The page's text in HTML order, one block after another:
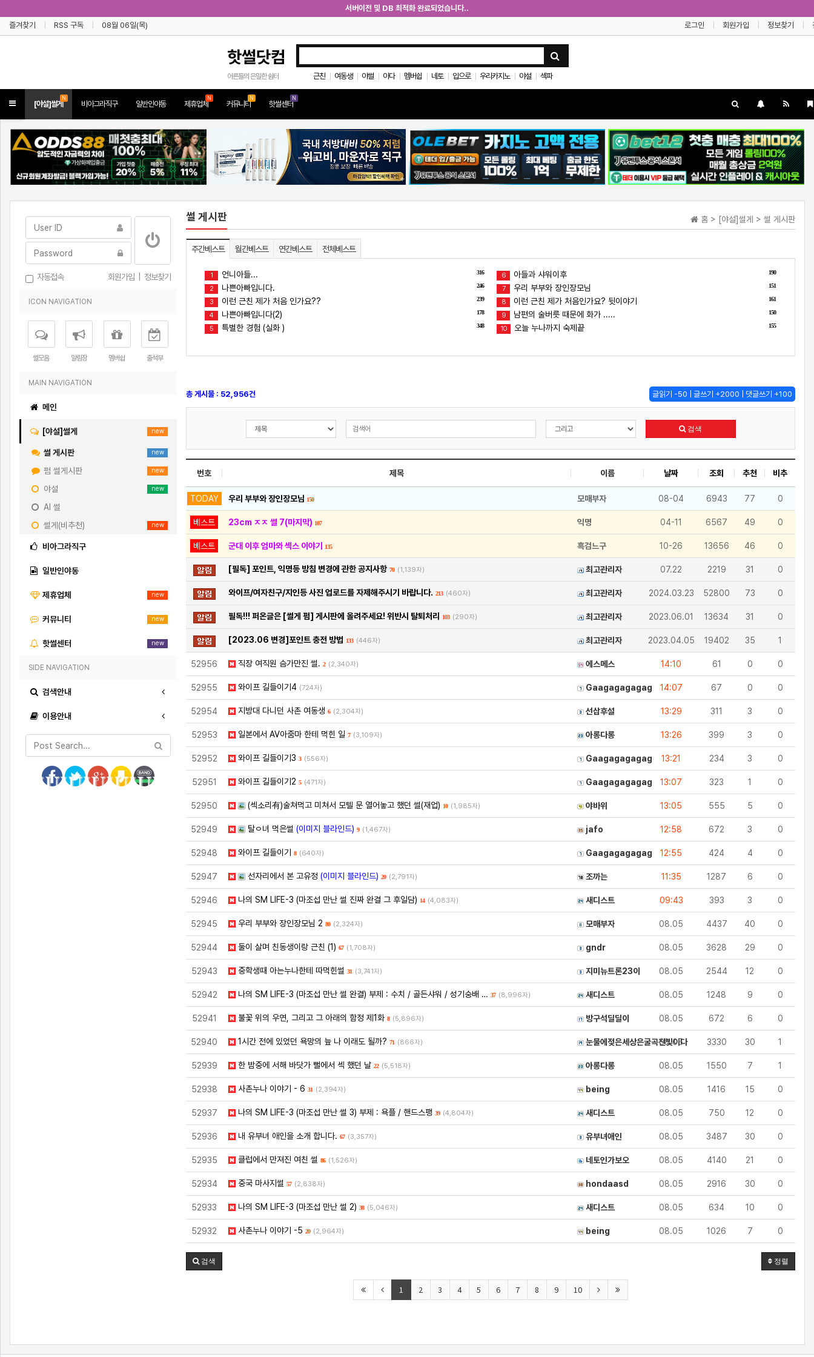
서버이전 및 DB 최적화 완료되었습니다..
즐겨찾기
RSS 구독 08월 06일(목) 로그인 회원가입 정보찾기
핫썰닷컴
어른들의 은밀한 쉼터 근친 여동생 야썰 아다 멤버쉽 네토 입으로 우리카지노 야설 섹파
Toggle[야설]썰게
N
비아그라직구 일반인야동 제휴업체
N
커뮤니티
N
핫썰센터
N
홈 > [야설]썰게 > 썰 게시판
썰 게시판
주간베스트 월간베스트 연간베스트 전체베스트
316
1 언니아들...
246
2 나쁜아빠입니다.
239
3 이런 근친 제가 처음 인가요??
178
4 나쁜아빠입니다(2)
348
5 특별한 경험 (실화 )
190
6 아들과 샤워이후
151
7 우리 부부와 장인장모님
161
8 이런 근친 제가 처음인가요? 뒷이야기
150
9 남편의 술버릇 때문에 화가 .....
155
10 오늘 누나까지 숙제끝
글읽기 -50 | 글쓰기 +2000 | 댓글쓰기 +100
총 게시물 : 52,956건
검색
번호 제목 이름 날짜 조회 추천 비추
TODAY 우리 부부와 장인장모님 150 모매부자 08-04 6943 77 0
베스트 23cm ㅈㅈ 썰 7(마지막) 107 익명 04-11 6567 49 0
베스트 군대 이후 엄마와 섹스 이야기 135 흑검느구 10-26 13656 46 0
[필독] 포인트, 익명등 방침 변경에 관한 공지사항 70 (1,139자) 최고관리자 07.22 2219 31 0
와이프/여자친구/지인등 사진 업로드를 자제해주시기 바랍니다. 213 (460자) 최고관리자 2024.03.23 52800 73 0
필독!!! 퍼온글은 [썰게 펌] 게시판에 올려주세요! 위반시 탈퇴처리 103 (290자) 최고관리자 2023.06.01 13634 31 0
[2023.06 변경]포인트 충전 방법 133 (446자) 최고관리자 2023.04.05 19402 35 1
52956 직장 여직원 슴가만진 썰. 2 (2,340자) 에스메스 14:10 61 0 0
52955 와이프 길들이기4 (724자) Gaagagagagag 14:07 67 0 0
52954 지방대 다니던 사촌 여동생 6 (2,304자) 선삽후설 13:29 311 3 0
52953 일본에서 AV아줌마 한테 먹힌 일 7 (3,109자) 아롱다롱 13:26 399 3 0
52952 와이프 길들이기3 3 (556자) Gaagagagagag 13:21 234 3 0
52951 와이프 길들이기2 5 (471자) Gaagagagagag 13:07 323 1 0
52950 (섹소리有)술쳐먹고 미쳐서 모텔 문 열어놓고 했던 썰(재업) 10 (1,985자) 야바위 13:05 555 5 0
52949 탈ㅇ녀 먹은썰 (이미지 블라인드) 9 (1,467자) jafo 12:58 672 3 0
52948 와이프 길들이기 8 (640자) Gaagagagagag 12:55 424 4 0
52947 선자리에서 본 고유정 (이미지 블라인드) 20 (2,791자) 조까는 11:35 1287 6 0
52946 나의 SM LIFE-3 (마조섭 만난 썰 진짜 완결 그 후일담) 14 (4,083자) 새디스트 09:43 393 3 0
52945 우리 부부와 장인장모님 2 80 (2,324자) 모매부자 08.05 4437 40 0
52944 둘이 살며 친동생이랑 근친 (1) 67 (1,708자) gndr 08.05 3628 29 0
52943 중학생때 아는누나한테 따먹힌썰 31 (3,741자) 지미뉴트론23이 08.05 2544 12 0
52942 나의 SM LIFE-3 (마조섭 만난 썰 완결) 부제 : 수치 / 골든샤워 / 성기숭배 … 37 (8,996자) 새디스트 08.05 1248 9 0
52941 불꽃 위의 우연, 그리고 그 아래의 함정 제1화 8 (5,896자) 방구석딜딜이 08.05 672 6 0
52940 1시간 전에 있었던 욕망의 늪 나 이래도 될까? 71 (866자) 눈물에젖은세상은굴곡진빛이다
08.05 3330 30 1
52939 한 밤중에 서해 바닷가 뻘에서 섹 했던 날 22 (5,518자) 아롱다롱 08.05 1550 7 1
52938 사촌누나 이야기 - 6 31 (2,394자) being 08.05 1416 15 0
52937 나의 SM LIFE-3 (마조섭 만난 썰 3) 부제 : 욕플 / 핸드스팽 39 (4,804자) 새디스트 08.05 750 12 0
52936 내 유부녀 애인을 소개 합니다. 67 (3,357자) 유부녀애인 08.05 3487 30 0
52935 클럽에서 만져진 여친 썰 86 (1,526자) 네토인가보오 08.05 4140 21 0
52934 중국 마사지썰 57 (2,838자) hondaasd 08.05 2916 30 0
52933 나의 SM LIFE-3 (마조섭 만난 썰 2) 38 (5,046자) 새디스트 08.05 634 10 0
52932 사촌누나 이야기 -5 20 (2,964자) being 08.05 1026 7 0
정렬
검색
1 2 3 4 5 6 7 8 9 10
자동접속 회원가입 정보찾기
ICON NAVIGATION
썰모음 알림장 멤버쉽 출석부
MAIN NAVIGATION
메인
[야설]썰게 new
new
썰 게시판
new
펌 썰게시판
new
야설
AI 썰
new
썰게(비추천)
비아그라직구
일반인야동
제휴업체 new
커뮤니티 new
핫썰센터 new
SIDE NAVIGATION
검색안내
이용안내